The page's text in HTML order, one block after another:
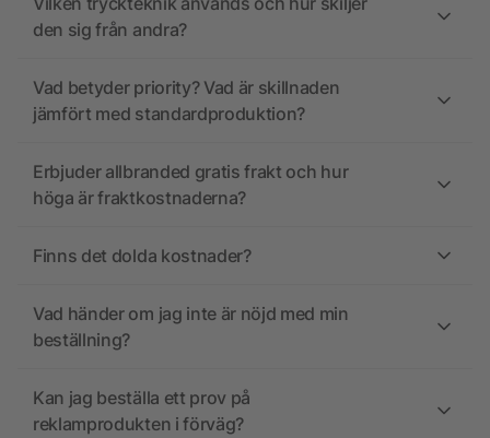
den sig från andra?
Vad betyder priority? Vad är skillnaden
jämfört med standardproduktion?
Erbjuder allbranded gratis frakt och hur
höga är fraktkostnaderna?
Finns det dolda kostnader?
Vad händer om jag inte är nöjd med min
beställning?
Kan jag beställa ett prov på
reklamprodukten i förväg?